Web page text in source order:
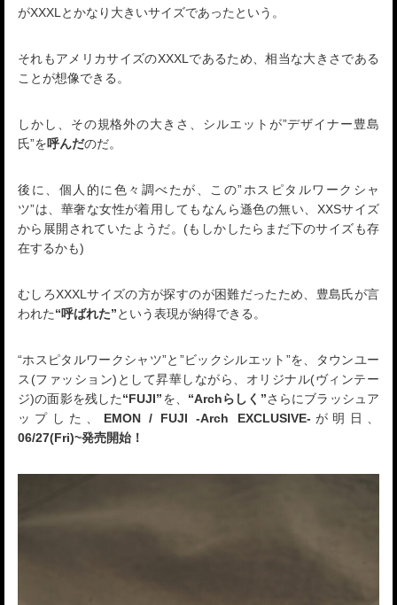
がXXXLとかなり大きいサイズであったという。
それもアメリカサイズのXXXLであるため、相当な大きさである
ことが想像できる。
しかし、その規格外の大きさ、シルエットが”デザイナー豊島
氏”を呼んだのだ。
後に、個人的に色々調べたが、この”ホスピタルワークシャ
ツ”は、華奢な女性が着用してもなんら遜色の無い、XXSサイズ
から展開されていたようだ。(もしかしたらまだ下のサイズも存
在するかも)
むしろXXXLサイズの方が探すのが困難だったため、豊島氏が言
われた“呼ばれた”という表現が納得できる。
“ホスピタルワークシャツ”と”ビックシルエット”を、タウンユー
ス(ファッション)として昇華しながら、オリジナル(ヴィンテー
ジ)の面影を残した“FUJI”を、 “Archらしく”さらにブラッシュア
ップした、 EMON / FUJI -Arch EXCLUSIVE- が明日、
06/27(Fri)~発売開始！